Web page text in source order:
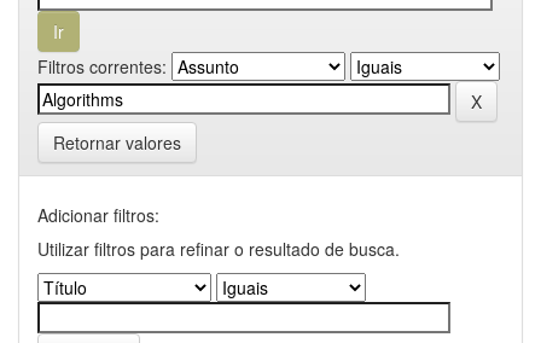
Filtros correntes:
Retornar valores
Adicionar filtros:
Utilizar filtros para refinar o resultado de busca.